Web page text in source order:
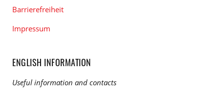
Barrierefreiheit
Impressum
ENGLISH INFORMATION
Useful information and contacts